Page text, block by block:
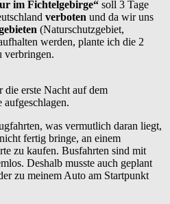
im Fichtelgebirge“ soll 3 Tage
verboten und da wir uns
(Naturschutzgebiet,
werden, plante ich die 2
verbringen.
erste Nacht auf dem
aufgeschlagen.
was vermutlich daran liegt,
fertig bringe, an einem
zu kaufen. Busfahrten sind mit
Deshalb musste auch geplant
zu meinem Auto am Startpunkt